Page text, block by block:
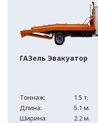
ГАЗель Эвакуатор
Тоннаж:
1.5 т.
Длина:
5.1 м.
Ширина:
2.2 м.